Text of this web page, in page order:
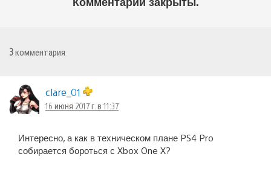
3комментария
clare_01
16 июня 2017 г. в 11:37
Интересно, а как в техническом плане PS4 Pro
собирается бороться с Xbox One X?